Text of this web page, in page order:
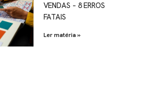
VENDAS – 8 ERROS
FATAIS
Ler matéria »